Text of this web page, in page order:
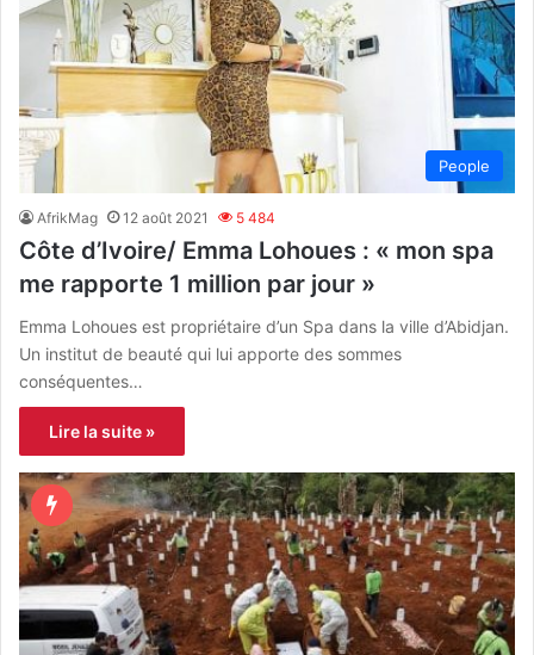
People
AfrikMag 12 août 2021 5 484
Côte d’Ivoire/ Emma Lohoues : « mon spa
me rapporte 1 million par jour »
Emma Lohoues est propriétaire d’un Spa dans la ville d’Abidjan.
Un institut de beauté qui lui apporte des sommes
conséquentes…
Lire la suite »